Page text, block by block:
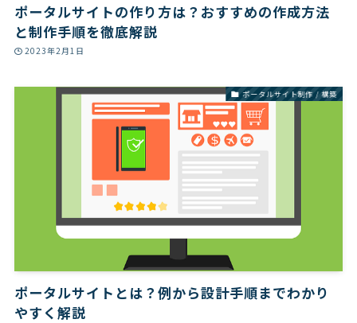
ポータルサイトの作り方は？おすすめの作成方法
と制作手順を徹底解説
2023年2月1日
ポータルサイト制作 / 構築
ポータルサイトとは？例から設計手順までわかり
やすく解説